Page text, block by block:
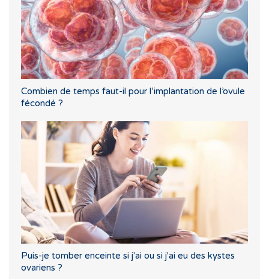
Combien de temps faut-il pour l’implantation de l’ovule
fécondé ?
Puis-je tomber enceinte si j'ai ou si j'ai eu des kystes
ovariens ?